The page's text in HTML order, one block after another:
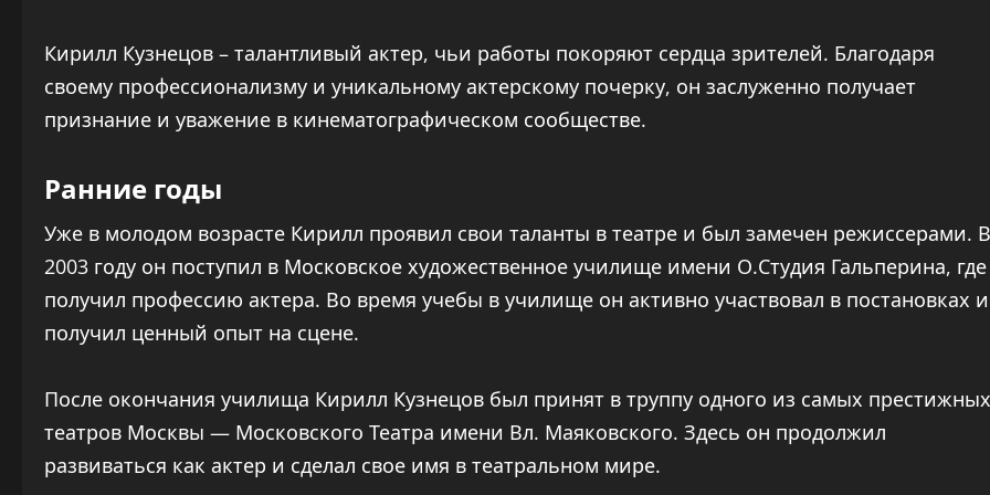
Кирилл Кузнецов – талантливый актер, чьи работы покоряют сердца зрителей. Благодаря
своему профессионализму и уникальному актерскому почерку, он заслуженно получает
признание и уважение в кинематографическом сообществе.
Ранние годы
Уже в молодом возрасте Кирилл проявил свои таланты в театре и был замечен режиссерами. В
2003 году он поступил в Московское художественное училище имени О.Студия Гальперина, где
получил профессию актера. Во время учебы в училище он активно участвовал в постановках и
получил ценный опыт на сцене.
После окончания училища Кирилл Кузнецов был принят в труппу одного из самых престижных
театров Москвы — Московского Театра имени Вл. Маяковского. Здесь он продолжил
развиваться как актер и сделал свое имя в театральном мире.